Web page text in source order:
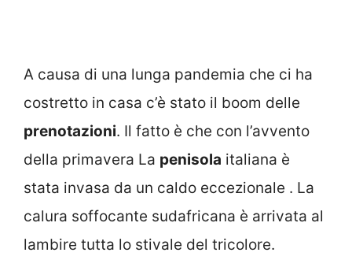
A causa di una lunga pandemia che ci ha
costretto in casa c’è stato il boom delle
prenotazioni. Il fatto è che con l’avvento
della primavera La penisola italiana è
stata invasa da un caldo eccezionale . La
calura soffocante sudafricana è arrivata al
lambire tutta lo stivale del tricolore.